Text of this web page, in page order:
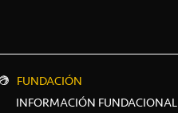
FUNDACIÓN
INFORMACIÓN FUNDACIONAL